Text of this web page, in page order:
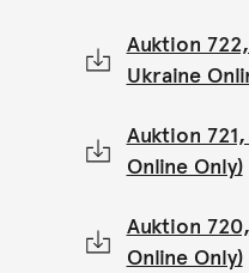
Auktion
Ukraine
Auktion
Online Only)
Auktion
Online Only)